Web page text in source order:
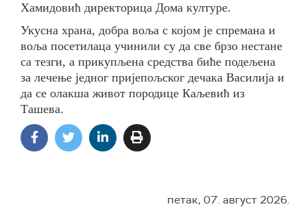
Хамидовић директорица Дома културе.
Укусна храна, добра воља с којом је спремана и
воља посетилаца учинили су да све брзо нестане
са тезги, а прикупљена средства биће подељена
за лечење једног пријепољског дечака Василија и
да се олакша живот породице Каљевић из
Ташева.
петак, 07. август 2026.